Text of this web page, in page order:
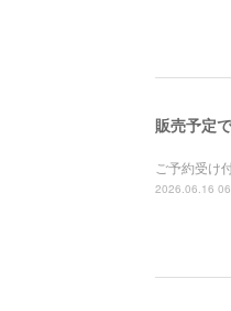
販売予定
ご予約受け
2026.06.16